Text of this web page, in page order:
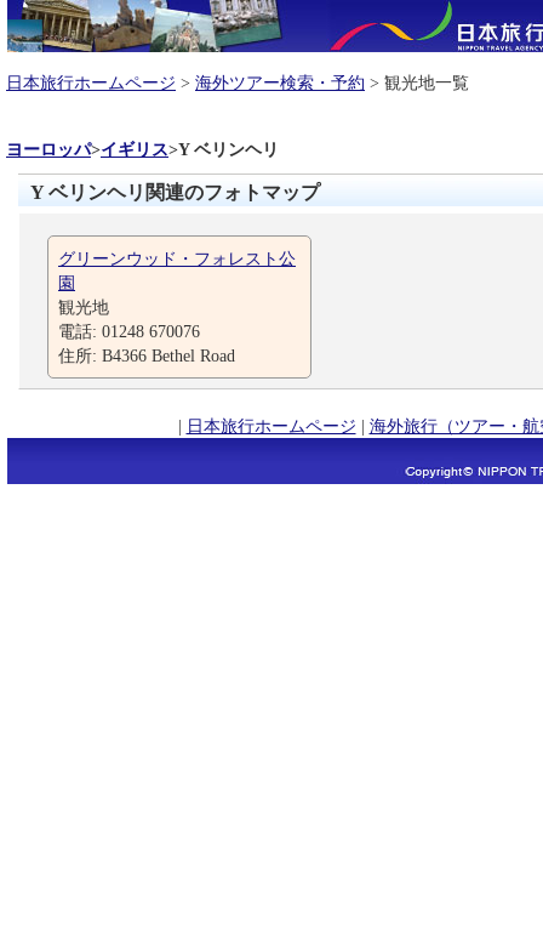
日本旅行ホームページ > 海外ツアー検索・予約 > 観光地一覧
ヨーロッパ>イギリス>Y ベリンヘリ
Y ベリンヘリ関連のフォトマップ
グリーンウッド・フォレスト公
園
観光地
電話: 01248 670076
住所: B4366 Bethel Road
| 日本旅行ホームページ | 海外旅行（ツアー・航